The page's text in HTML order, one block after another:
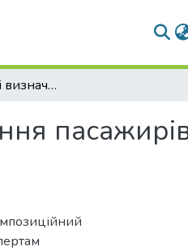
Розробка моделі визначення попиту на перевезення пасажирів в міжнародному сполученні